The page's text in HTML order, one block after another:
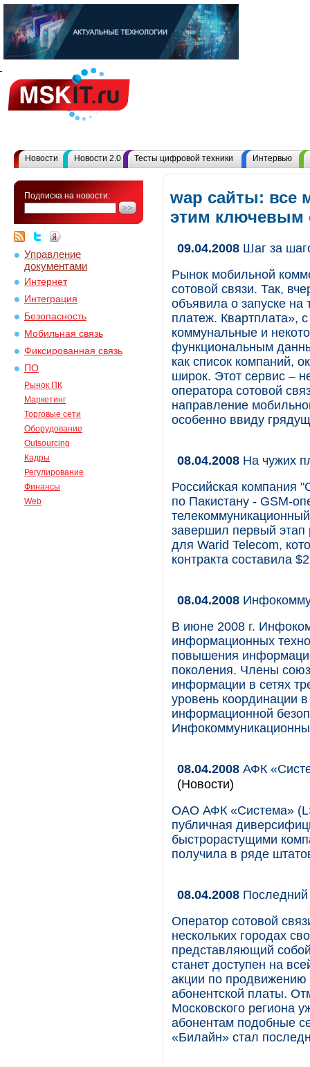
Новости Новости 2.0 Тесты цифровой техники Интервью
Подписка на новости:
Управление
документами
Интернет
Интеграция
Безопасность
Мобильная связь
Фиксированная связь
ПО
Рынок ПК
Маркетинг
Торговые сети
Оборудование
Outsourcing
Кадры
Регулирование
Финансы
Web
wap сайты: все
этим ключевым
09.04.2008 Шаг за
Рынок мобильной
сотовой связи. Так,
объявила о запуске
платеж. Квартплата»,
коммунальные и
функциональным
как список компаний,
широк. Этот сервис –
оператора сотовой
направление
особенно ввиду
08.04.2008 На чужих
Российская компания
по Пакистану - GSM-
завершил первый
для Warid Telecom,
контракта составила
08.04.2008
В июне 2008 г.
информационных
повышения
поколения. Члены
информации в сетях
уровень координации
информационной
08.04.2008 АФК
(Новости)
ОАО АФК «Система»
публичная
быстрорастущими
получила в ряде
08.04.2008
Оператор сотовой
нескольких городах
представляющий
станет доступен на
акции по продвижению
абонентской платы.
Московского региона
абонентам подобные
«Билайн» стал